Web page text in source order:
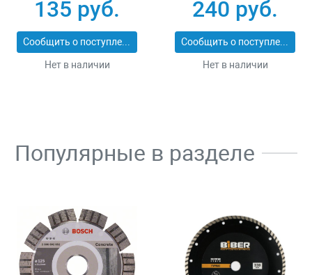
135 руб.
Сообщить о поступлении
Нет в наличии
60_z01
240 руб.
Сообщить о поступлении
Нет в наличии
Популярные в разделе